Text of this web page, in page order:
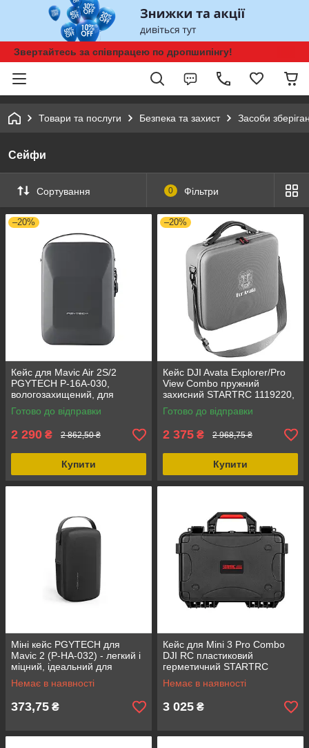
Звертайтесь за співпрацею по дропшипінгу!
Товари та послуги Безпека та захист Засоби
Сейфи
Сортування 0 Фільтри
–20%
Кейс для Mavic Air 2S/2
PGYTECH P-16A-030,
вологозахищений, для
зберігання аксесуарів, з
плечовою лямкою,
Готово до відправки
2 290 ₴ 2 862,50 ₴
Купити
–20%
Кейс DJI Avata Explorer/Pro
View Combo пружний
захисний STARTRC 1119220,
протиударний, універсальний
кейс, водонепроникний
Готово до відправки
2 375 ₴ 2 968,75 ₴
Купити
Міні кейс PGYTECH для
Mavic 2 (P-HA-032) - легкий і
міцний, ідеальний для
транспортування дронів,
пило-волого захищений
Немає в наявності
373,75 ₴
Кейс для Mini 3 Pro Combo
DJI RC пластиковий
герметичний STARTRC
1110843, захист від ударів,
води та пилу
Немає в наявності
3 025 ₴